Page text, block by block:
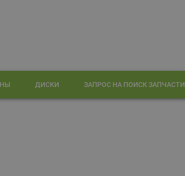
ДИСКИ ЗАПРОС НА ПОИСК ЗАПЧАСТИ